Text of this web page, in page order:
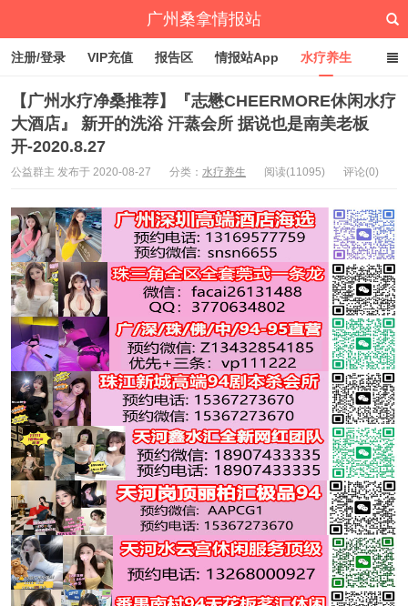
广州桑拿情报站
注册/登录 VIP充值 报告区 情报站App 水疗养生
深圳桑拿情报站 文章归档 标签云 点赞排行
【广州水疗净桑推荐】『志懋CHEERMORE休闲水疗
大酒店』 新开的洗浴 汗蒸会所 据说也是南美老板
开-2020.8.27
公益群主 发布于 2020-08-27 分类： 水疗养生 阅读(11095) 评论(0)